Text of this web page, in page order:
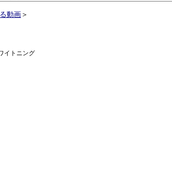
動画＞
イトニング